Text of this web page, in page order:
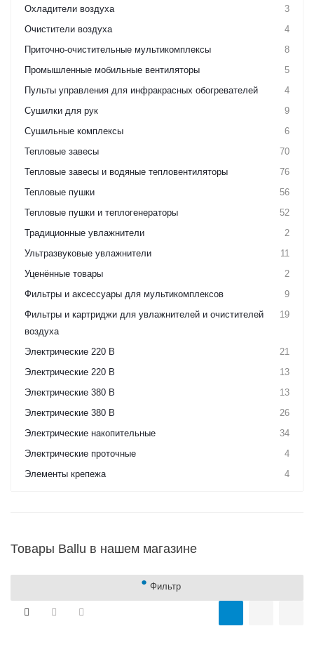
Охладители воздуха
3
Очистители воздуха
4
Приточно-очистительные мультикомплексы
8
Промышленные мобильные вентиляторы
5
Пульты управления для инфракрасных обогревателей
4
Сушилки для рук
9
Сушильные комплексы
6
Тепловые завесы
70
Тепловые завесы и водяные тепловентиляторы
76
Тепловые пушки
56
Тепловые пушки и теплогенераторы
52
Традиционные увлажнители
2
Ультразвуковые увлажнители
11
Уценённые товары
2
Фильтры и аксессуары для мультикомплексов
9
Фильтры и картриджи для увлажнителей и очистителей
воздуха
19
Электрические 220 В
21
Электрические 220 В
13
Электрические 380 В
13
Электрические 380 В
26
Электрические накопительные
34
Электрические проточные
4
Элементы крепежа
4
Товары Ballu в нашем магазине
Фильтр